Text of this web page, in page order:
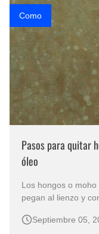
Como
Pasos para quitar
óleo
Los hongos o
pegan al lienzo y
limpieza en este
Septiembre 05,